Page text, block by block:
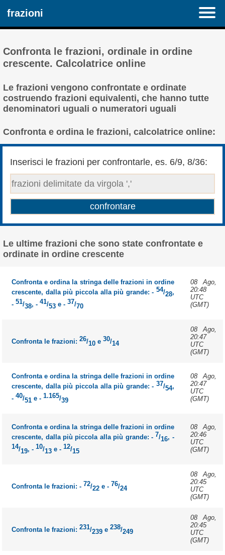
frazioni
Confronta le frazioni, ordinale in ordine
crescente. Calcolatrice online
Le frazioni vengono confrontate e ordinate
costruendo frazioni equivalenti, che hanno tutte
denominatori uguali o numeratori uguali
Confronta e ordina le frazioni, calcolatrice online:
Inserisci le frazioni per confrontarle, es. 6/9, 8/36:
Le ultime frazioni che sono state confrontate e
ordinate in ordine crescente
Confronta e ordina la stringa delle frazioni in ordine
crescente, dalla più piccola alla più grande: - 54/28,
-51/38, -41/53 e -37/70
08 Ago,
20:48
UTC
(GMT)
Confronta le frazioni:26/10 e30/14
08 Ago,
20:47
UTC
(GMT)
Confronta e ordina la stringa delle frazioni in ordine
crescente, dalla più piccola alla più grande: - 37/54,
-40/51 e -1.165/39
08 Ago,
20:47
UTC
(GMT)
Confronta e ordina la stringa delle frazioni in ordine
crescente, dalla più piccola alla più grande: - 7/16, -
14/19, -10/13 e -12/15
08 Ago,
20:46
UTC
(GMT)
Confronta le frazioni: - 72/22 e - 76/24
08 Ago,
20:45
UTC
(GMT)
Confronta le frazioni:231/239 e238/249
08 Ago,
20:45
UTC
(GMT)